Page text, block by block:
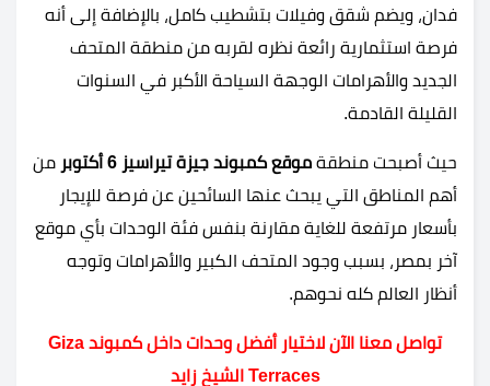
فدان، ويضم شقق وفيلات بتشطيب كامل، بالإضافة إلى أنه
فرصة استثمارية رائعة نظره لقربه من منطقة المتحف
الجديد والأهرامات الوجهة السياحة الأكبر في السنوات
القليلة القادمة.
حيث أصبحت منطقة موقع كمبوند جيزة تيراسيز 6 أكتوبر
من
أهم المناطق التي يبحث عنها السائحين عن فرصة للإيجار
بأسعار مرتفعة للغاية مقارنة بنفس فئة الوحدات بأي موقع
آخر بمصر، بسبب وجود المتحف الكبير والأهرامات وتوجه
أنظار العالم كله نحوهم.
تواصل معنا الآن لاختيار أفضل وحدات داخل كمبوند Giza
Terraces الشيخ زايد